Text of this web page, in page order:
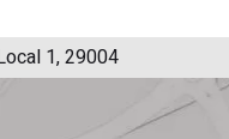
1, 29004